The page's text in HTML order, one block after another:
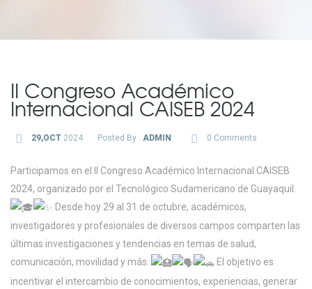
II Congreso Académico
Internacional CAISEB 2024
29,OCT2024 Posted By : ADMIN 0 Comments
Participamos en el II Congreso Académico Internacional CAISEB
2024, organizado por el Tecnológico Sudamericano de Guayaquil.
Desde hoy 29 al 31 de octubre, académicos,
investigadores y profesionales de diversos campos comparten las
últimas investigaciones y tendencias en temas de salud,
comunicación, movilidad y más.
El objetivo es
incentivar el intercambio de conocimientos, experiencias, generar